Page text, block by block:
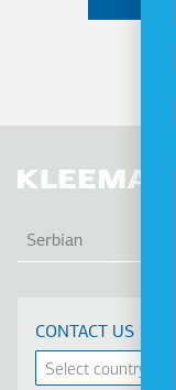
Serbian
CONTACT US